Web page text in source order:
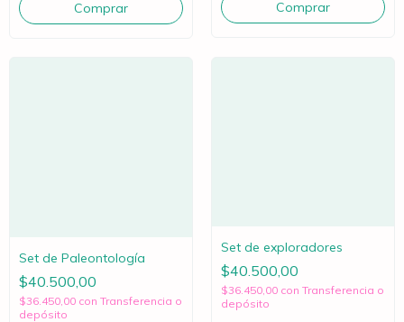
Set de Paleontología
$40.500,00
$36.450,00 con Transferencia o
depósito
Set de exploradores
$40.500,00
$36.450,00 con Transferencia o
depósito